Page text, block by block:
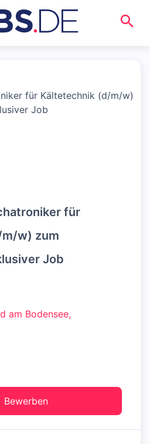
für Kältetechnik (d/m/w)
Job
für
w) zum
Job
am Bodensee,
Bewerben